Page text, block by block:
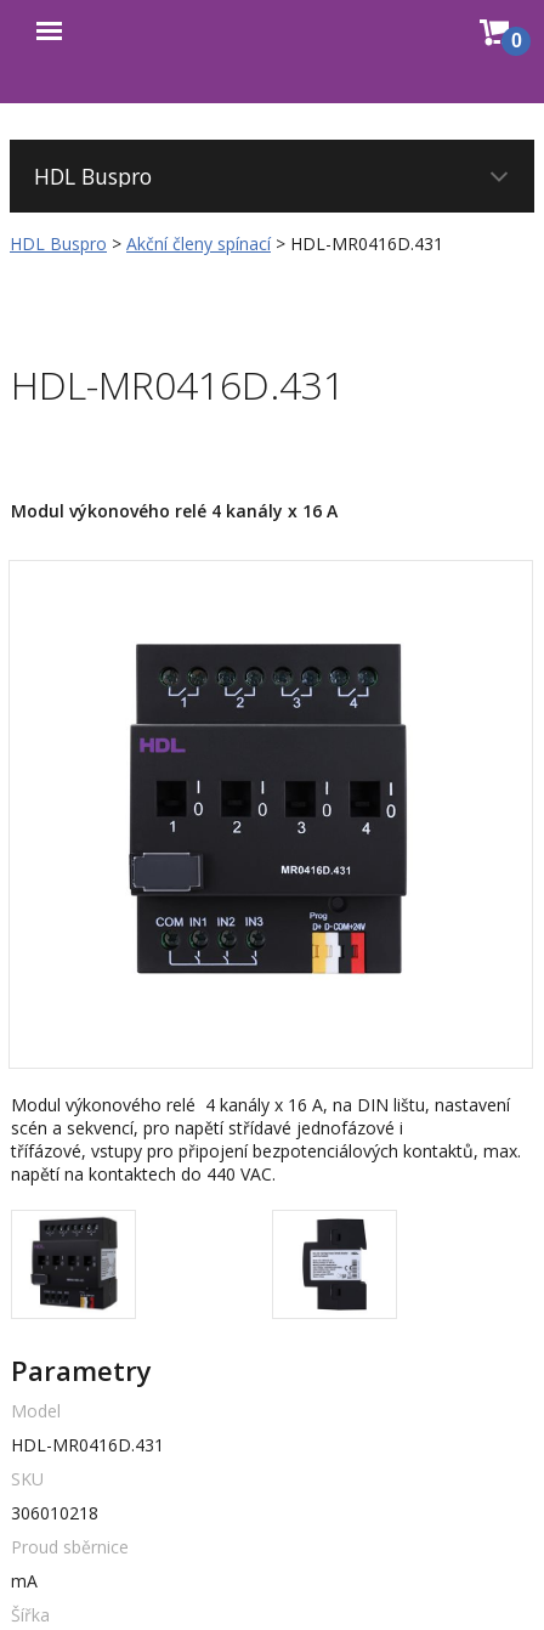
menu
0
HDL Buspro > Akční členy spínací> HDL-MR0416D.431
HDL-MR0416D.431
Modul výkonového relé 4 kanály x 16 A
Modul výkonového relé 4 kanály x 16 A, na DIN lištu, nastavení
scén a sekvencí, pro napětí střídavé jednofázové i
třífázové, vstupy pro připojení bezpotenciálových kontaktů, max.
napětí na kontaktech do 440 VAC.
Parametry
Model
HDL-MR0416D.431
SKU
306010218
Proud sběrnice
mA
Šířka